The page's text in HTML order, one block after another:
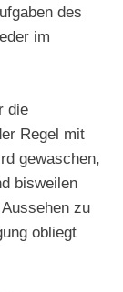
des
im
die
Regel mit
gewaschen,
bisweilen
zu
obliegt